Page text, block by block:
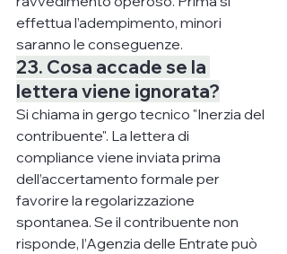
effettua l’adempimento, minori
saranno le conseguenze.
23. Cosa accade se la
lettera viene ignorata?
Si chiama in gergo tecnico "Inerzia del
contribuente". La lettera di
compliance viene inviata prima
dell’accertamento formale per
favorire la regolarizzazione
spontanea. Se il contribuente non
risponde, l’Agenzia delle Entrate può